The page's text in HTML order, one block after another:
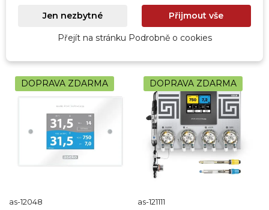
Přidat do košíku
12 124,79 Kčbez DPH
Přidat do košíku
DOPRAVA ZDARMA
as-12048
DOPRAVA ZDARMA
as-121111
Jen nezbytné Přijmout vše
Přejít na stránku Podrobně o cookies